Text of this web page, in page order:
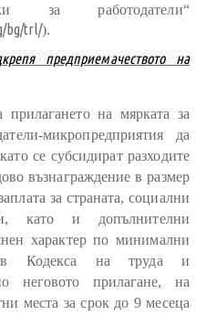
за работодатели“
bg/trl/).
предприемачеството на
на мярката за
микропредприятия да
се субсидират разходите
възнаграждение в размер
за страната, социални
като и допълнителни
характер по минимални
в Кодекса на труда и
неговото прилагане, на
места за срок до 9 месеца